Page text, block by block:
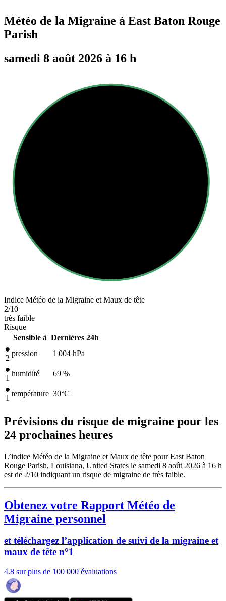
Météo de la Migraine à East Baton Rouge
Parish
samedi 8 août 2026 à 16 h
Indice Météo de la Migraine et Maux de tête
2/10
très faible
Risque
Sensible à Dernières 24h
2
pression 1 004 hPa
1
humidité 69 %
1
température 30°C
Prévisions du risque de migraine pour les
24 prochaines heures
L’indice Météo de la Migraine et Maux de tête pour East Baton
Rouge Parish, Louisiana, United States le samedi 8 août 2026 à 16 h
est de 2/10 indiquant un risque de migraine de très faible.
Obtenez votre Rapport Météo de
Migraine personnel
et téléchargez l’application de suivi de la migraine et
maux de tête n°1
4.8 sur plus de 100 000 évaluations